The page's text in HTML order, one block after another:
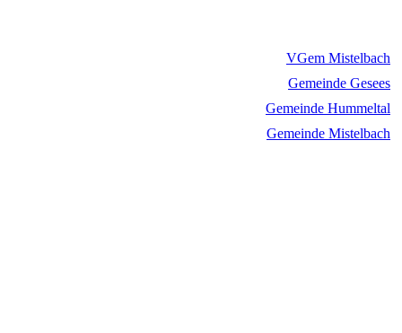
VGem Mistelbach
Gemeinde Gesees
Gemeinde Hummeltal
Gemeinde Mistelbach